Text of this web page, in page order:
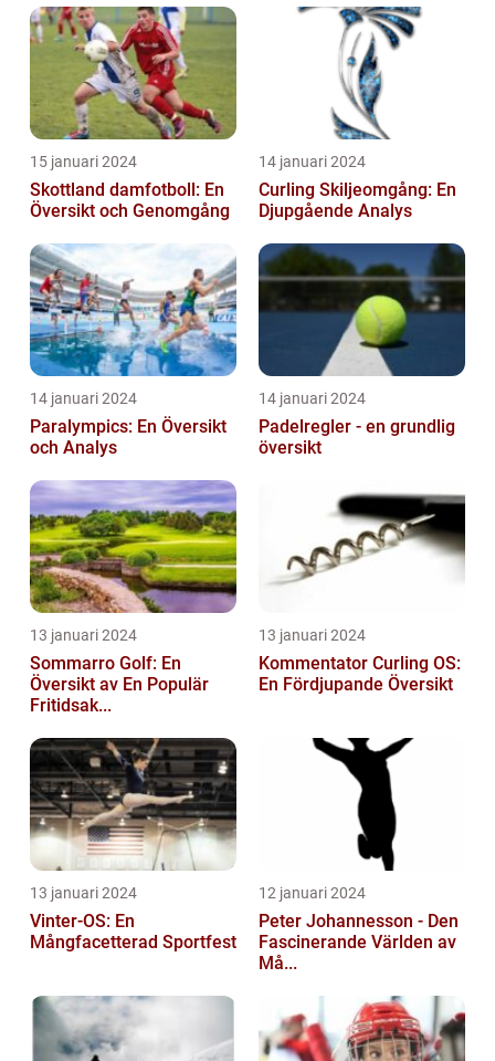
15 januari 2024
Skottland damfotboll: En
Översikt och Genomgång
14 januari 2024
Curling Skiljeomgång: En
Djupgående Analys
14 januari 2024
Paralympics: En Översikt
och Analys
14 januari 2024
Padelregler - en grundlig
översikt
13 januari 2024
Sommarro Golf: En
Översikt av En Populär
Fritidsak...
13 januari 2024
Kommentator Curling OS:
En Fördjupande Översikt
13 januari 2024
Vinter-OS: En
Mångfacetterad Sportfest
12 januari 2024
Peter Johannesson - Den
Fascinerande Världen av
Må...